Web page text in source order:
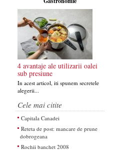
4 avantaje ale utilizarii oalei
sub presiune
In acest articol, iti spunem secretele
alegerii...
Cele mai citite
Capitala Canadei
Reteta de post: mancare de prune
dobrogeana
Rochii banchet 2008